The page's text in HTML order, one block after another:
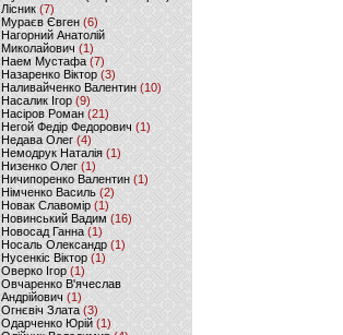
Лісник (7)
Мураєв Євген(6)
Нагорний Анатолій
Миколайович (1)
Наем Мустафа (7)
Назаренко Віктор (3)
Наливайченко Валентин (10)
Насалик Ігор(9)
Насіров Роман (21)
Негой Федір Федорович(1)
Недава Олег(4)
Немодрук Наталія(1)
Низенко Олег (1)
Ничипоренко Валентин (1)
Німченко Василь (2)
Новак Славомір (1)
Новинський Вадим (16)
Новосад Ганна (1)
Носаль Олександр (1)
Нусенкіс Віктор (1)
Оверко Ігор (1)
Овчаренко В'ячеслав
Андрійович(1)
Огнєвіч Злата (3)
Одарченко Юрій(1)